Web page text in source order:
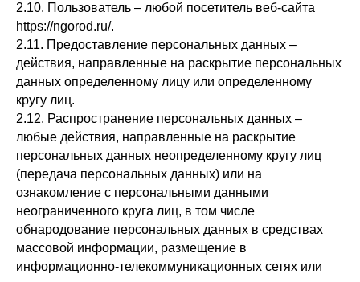
2.10. Пользователь – любой посетитель веб-сайта
https://ngorod.ru/.
2.11. Предоставление персональных данных –
действия, направленные на раскрытие персональных
данных определенному лицу или определенному
кругу лиц.
2.12. Распространение персональных данных –
любые действия, направленные на раскрытие
персональных данных неопределенному кругу лиц
(передача персональных данных) или на
ознакомление с персональными данными
неограниченного круга лиц, в том числе
обнародование персональных данных в средствах
массовой информации, размещение в
информационно-телекоммуникационных сетях или